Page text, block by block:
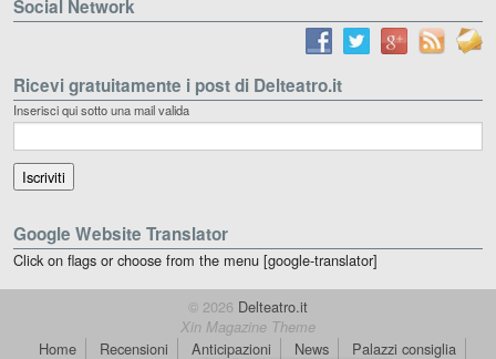
Social Network
Ricevi gratuitamente i post di Delteatro.it
Inserisci qui sotto una mail valida
Google Website Translator
Click on flags or choose from the menu [google-translator]
© 2026 Delteatro.it
Xin Magazine Theme
Home Recensioni Anticipazioni News Palazzi consiglia